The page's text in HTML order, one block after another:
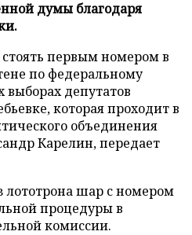
думы благодаря
стоять первым номером в
по федеральному
выборах депутатов
которая проходит в
объединения
Карелин, передает
лототрона шар с номером
процедуры в
комиссии.